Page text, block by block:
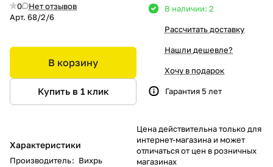
0
Нет отзывов
Арт. 68/2/6
В корзину
Купить в 1 клик
Характеристики
Производитель: Вихрь
В наличии: 2
Рассчитать доставку
Нашли дешевле?
Хочу в подарок
Гарантия 5 лет
Цена действительна только для
интернет-магазина и может
отличаться от цен в розничных
магазинах